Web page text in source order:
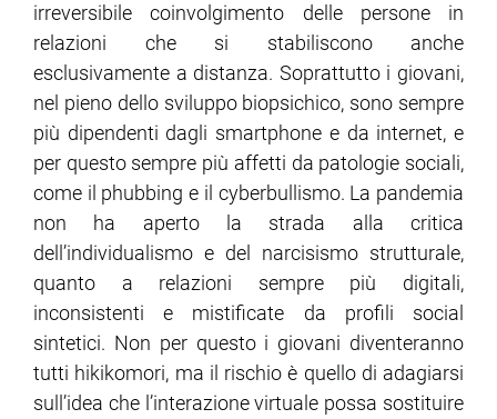
irreversibile coinvolgimento delle persone in
relazioni che si stabiliscono anche
esclusivamente a distanza. Soprattutto i giovani,
nel pieno dello sviluppo biopsichico, sono sempre
più dipendenti dagli smartphone e da internet, e
per questo sempre più affetti da patologie sociali,
come il phubbing e il cyberbullismo. La pandemia
non ha aperto la strada alla critica
dell’individualismo e del narcisismo strutturale,
quanto a relazioni sempre più digitali,
inconsistenti e mistificate da profili social
sintetici. Non per questo i giovani diventeranno
tutti hikikomori, ma il rischio è quello di adagiarsi
sull’idea che l’interazione virtuale possa sostituire